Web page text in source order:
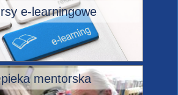
e-learningowe
mentorska